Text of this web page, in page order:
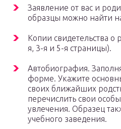
Заявление от вас и
образцы можно найти
Копии свидетельства о
я, 3-я и 5-я страницы).
Автобиография.
форме. Укажите
своих ближайших
перечислить свои
увлечения. Образец
учебного заведения.